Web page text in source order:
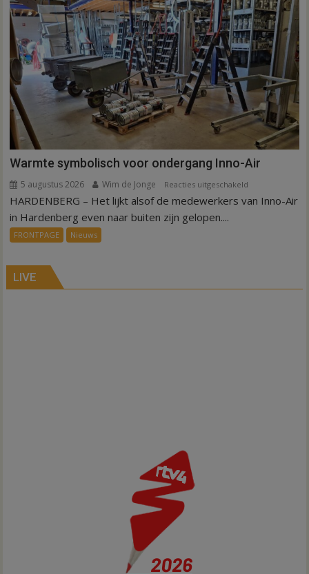
weg
in
Hardenberg
en
Sibculo
Warmte symbolisch voor ondergang Inno-Air
5 augustus 2026 Wim de Jonge Reacties uitgeschakeld
Warmte
HARDENBERG – Het lijkt alsof de medewerkers van Inno-Air
in Hardenberg even naar buiten zijn gelopen....
FRONTPAGE Nieuws
LIVE